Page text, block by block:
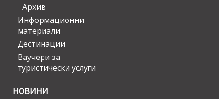
Архив
Информационни
материали
Дестинации
Ваучери за
туристически услуги
НОВИНИ